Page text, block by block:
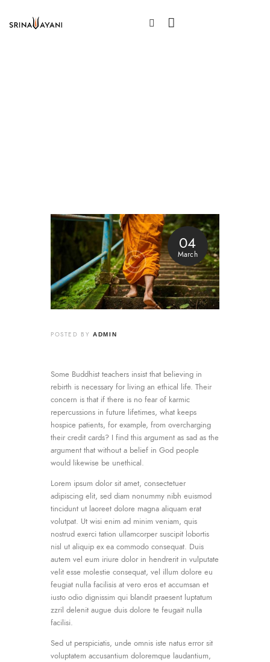
04
March
POSTED BYADMIN
Some Buddhist teachers insist that believing in
rebirth is necessary for living an ethical life. Their
concern is that if there is no fear of karmic
repercussions in future lifetimes, what keeps
hospice patients, for example, from overcharging
their credit cards? I find this argument as sad as the
argument that without a belief in God people
would likewise be unethical.
Lorem ipsum dolor sit amet, consectetuer
adipiscing elit, sed diam nonummy nibh euismod
tincidunt ut laoreet dolore magna aliquam erat
volutpat. Ut wisi enim ad minim veniam, quis
nostrud exerci tation ullamcorper suscipit lobortis
nisl ut aliquip ex ea commodo consequat. Duis
autem vel eum iriure dolor in hendrerit in vulputate
velit esse molestie consequat, vel illum dolore eu
feugiat nulla facilisis at vero eros et accumsan et
iusto odio dignissim qui blandit praesent luptatum
zzril delenit augue duis dolore te feugait nulla
facilisi.
Sed ut perspiciatis, unde omnis iste natus error sit
voluptatem accusantium doloremque laudantium,